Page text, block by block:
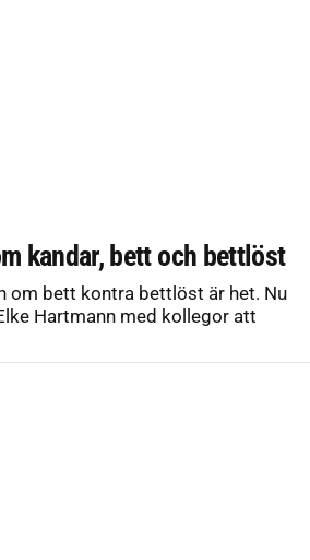
kandar, bett och bettlöst
om bett kontra bettlöst är het. Nu
Hartmann med kollegor att